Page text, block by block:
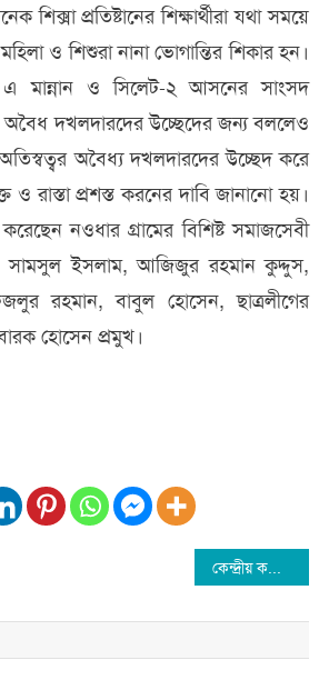
শিক্সা প্রতিষ্টানের শিক্ষার্থীরা যথা সময়ে
ও শিশুরা নানা ভোগান্তির শিকার হন।
এ মান্নান ও সিলেট-২ আসনের সাংসদ
দখলদারদের উচ্ছেদের জন্য বললেও
অবৈধ্য দখলদারদের উচ্ছেদ করে
ও রাস্তা প্রশস্ত করনের দাবি জানানো হয়।
করেছেন নওধার গ্রামের বিশিষ্ট সমাজসেবী
সামসুল ইসলাম, আজিজুর রহমান কুদ্দুস,
রহমান, বাবুল হোসেন, ছাত্রলীগের
হোসেন প্রমুখ।
কেন্দ্রীয় কর্মী সম্মেলন সফলের লক্ষ্যে বিশ্বনাথে জমিয়তের যৌথসভা